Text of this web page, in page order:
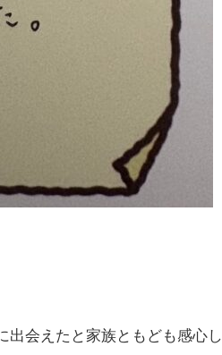
会えたと家族ともども感心し